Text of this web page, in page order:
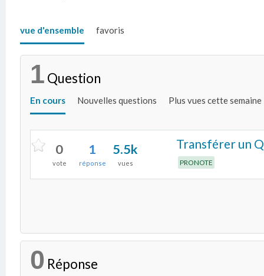
vue d'ensemble favoris
1 Question
En cours Nouvelles questions Plus vues cette semaine
0
vote
1
réponse
5.5k
vues
Transférer un
PRONOTE
0 Réponse